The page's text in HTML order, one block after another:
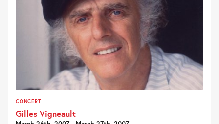
CONCERT
Gilles Vigneault